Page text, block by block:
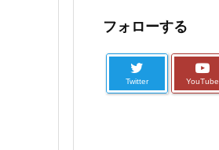
フォローする
Twitter YouTube